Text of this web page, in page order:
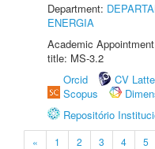
Department:
ENERGIA
Academic
title: MS-3.2
Orcid
CV
Scopus
Repositório
« 1 2 3 4 5